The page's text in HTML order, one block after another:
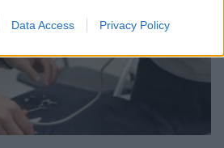
Data Access Privacy Policy